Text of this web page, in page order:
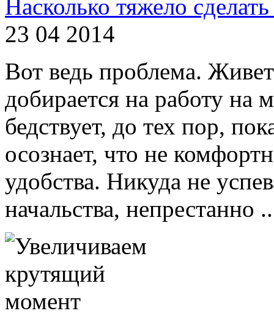
Насколько тяжело
23 04 2014
Вот ведь проблема. Живет
добирается на работу на
бедствует, до тех пор,
осознает, что не
удобства. Никуда не
начальства, непрестанно